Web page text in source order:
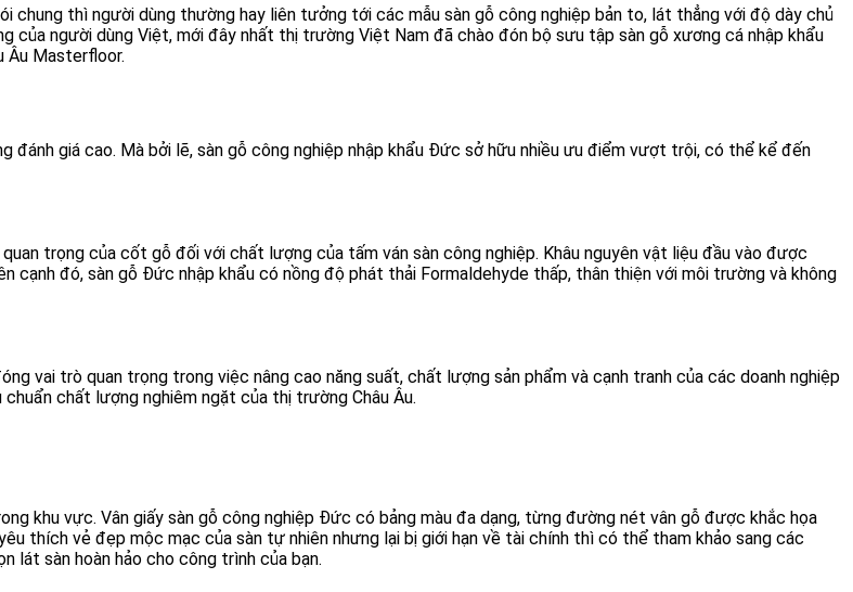
chung thì người dùng thường hay liên tưởng tới các mẫu sàn gỗ công nghiệp bản to, lát thẳng với độ dày chủ
của người dùng Việt, mới đây nhất thị trường Việt Nam đã chào đón bộ sưu tập sàn gỗ xương cá nhập khẩu
Âu Masterfloor.
đánh giá cao. Mà bởi lẽ, sàn gỗ công nghiệp nhập khẩu Đức sở hữu nhiều ưu điểm vượt trội, có thể kể đến
trọng của cốt gỗ đối với chất lượng của tấm ván sàn công nghiệp. Khâu nguyên vật liệu đầu vào được
cạnh đó, sàn gỗ Đức nhập khẩu có nồng độ phát thải Formaldehyde thấp, thân thiện với môi trường và không
vai trò quan trọng trong việc nâng cao năng suất, chất lượng sản phẩm và cạnh tranh của các doanh nghiệp
chất lượng nghiêm ngặt của thị trường Châu Âu.
khu vực. Vân giấy sàn gỗ công nghiệp Đức có bảng màu đa dạng, từng đường nét vân gỗ được khắc họa
thích vẻ đẹp mộc mạc của sàn tự nhiên nhưng lại bị giới hạn về tài chính thì có thể tham khảo sang các
lát sàn hoàn hảo cho công trình của bạn.